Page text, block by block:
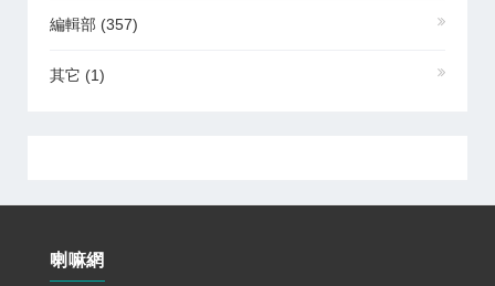
編輯部 (357)
其它 (1)
喇嘛網